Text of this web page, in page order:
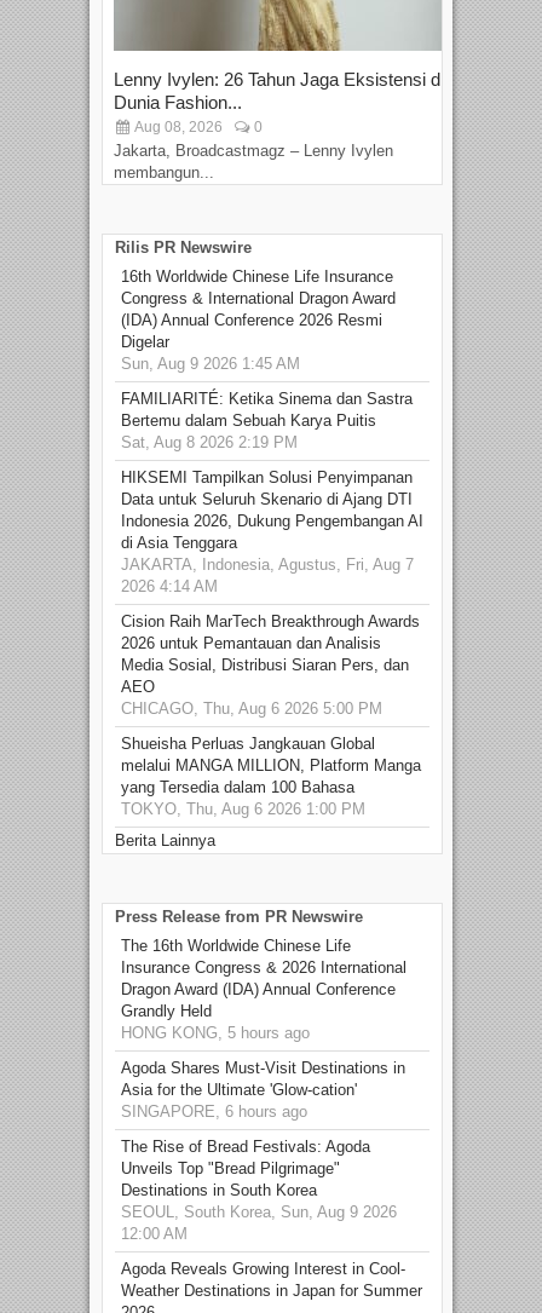
Lenny Ivylen: 26 Tahun Jaga Eksistensi di
Dunia Fashion...
Aug 08, 2026 0
Jakarta, Broadcastmagz – Lenny Ivylen
membangun...
Rilis PR Newswire
16th Worldwide Chinese Life Insurance
Congress & International Dragon Award
(IDA) Annual Conference 2026 Resmi
Digelar
Sun, Aug 9 2026 1:45 AM
FAMILIARITÉ: Ketika Sinema dan Sastra
Bertemu dalam Sebuah Karya Puitis
Sat, Aug 8 2026 2:19 PM
HIKSEMI Tampilkan Solusi Penyimpanan
Data untuk Seluruh Skenario di Ajang DTI
Indonesia 2026, Dukung Pengembangan AI
di Asia Tenggara
JAKARTA, Indonesia, Agustus, Fri, Aug 7
2026 4:14 AM
Cision Raih MarTech Breakthrough Awards
2026 untuk Pemantauan dan Analisis
Media Sosial, Distribusi Siaran Pers, dan
AEO
CHICAGO, Thu, Aug 6 2026 5:00 PM
Shueisha Perluas Jangkauan Global
melalui MANGA MILLION, Platform Manga
yang Tersedia dalam 100 Bahasa
TOKYO, Thu, Aug 6 2026 1:00 PM
Berita Lainnya
Press Release from PR Newswire
The 16th Worldwide Chinese Life
Insurance Congress & 2026 International
Dragon Award (IDA) Annual Conference
Grandly Held
HONG KONG, 5 hours ago
Agoda Shares Must-Visit Destinations in
Asia for the Ultimate 'Glow-cation'
SINGAPORE, 6 hours ago
The Rise of Bread Festivals: Agoda
Unveils Top "Bread Pilgrimage"
Destinations in South Korea
SEOUL, South Korea, Sun, Aug 9 2026
12:00 AM
Agoda Reveals Growing Interest in Cool-
Weather Destinations in Japan for Summer